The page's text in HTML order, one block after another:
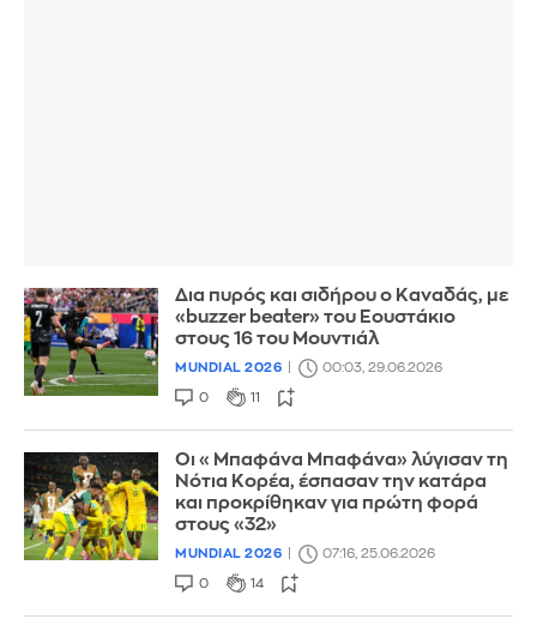
Δια πυρός και σιδήρου ο Καναδάς, με
«buzzer beater» του Εουστάκιο
στους 16 του Μουντιάλ
MUNDIAL 2026 00:03, 29.06.2026
0 11
Οι «Μπαφάνα Μπαφάνα» λύγισαν τη
Νότια Κορέα, έσπασαν την κατάρα
και προκρίθηκαν για πρώτη φορά
στους «32»
MUNDIAL 2026 07:16, 25.06.2026
0 14